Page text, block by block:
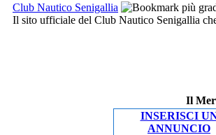
Club Nautico Senigallia
Il sito ufficiale del Club Nautico Senigallia
Il
INSERISCI
ANNUNCIO